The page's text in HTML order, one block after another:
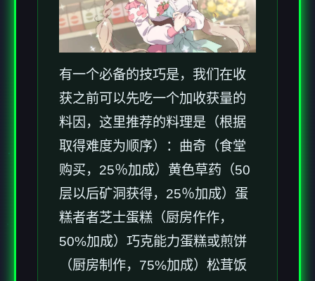
有一个必备的技巧是，我们在收
获之前可以先吃一个加收获量的
料因，这里推荐的料理是（根据
取得难度为顺序）：曲奇（食堂
购买，25％加成）黄色草药（50
层以后矿洞获得，25％加成）蛋
糕者者芝士蛋糕（厨房作作，
50%加成）巧克能力蛋糕或煎饼
（厨房制作，75%加成）松茸饭